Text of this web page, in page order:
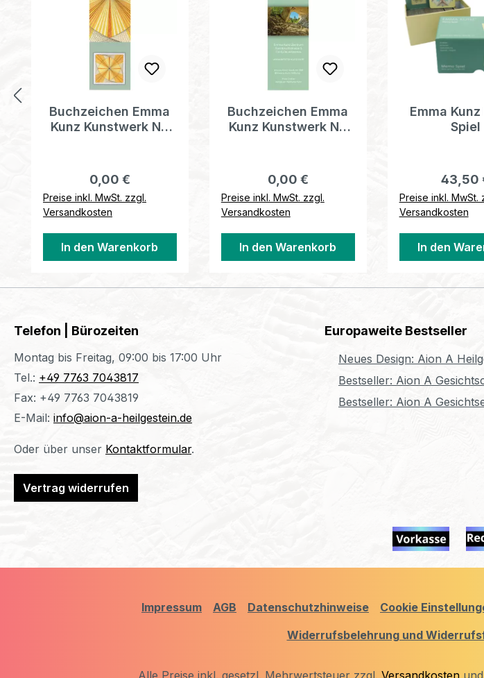
Buchzeichen Emma
Kunz Kunstwerk Nr.
Regulärer Preis:
0,00 €
Preise inkl. MwSt. zzgl.
Versandkosten
In den Warenkorb
Buchzeichen Emma
Kunz Kunstwerk Nr.
Regulärer Preis:
0,00 €
Preise inkl. MwSt. zzgl.
Versandkosten
In den Warenkorb
Emma
Spiel
43,50
Preise inkl. MwSt.
Versandkosten
In den
Telefon | Bürozeiten
Montag bis Freitag, 09:00 bis 17:00 Uhr
Tel.: +49 7763 7043817
Fax: +49 7763 7043819
E-Mail: info@aion-a-heilgestein.de
Oder über unser Kontaktformular.
Vertrag widerrufen
Europaweite Bestseller
Neues Design: Aion A
Bestseller: Aion A
Bestseller: Aion A
Impressum AGB Datenschutzhinweise Cookie
Widerrufsbelehrung und
Alle Preise inkl. gesetzl. Mehrwertsteuer zzgl. Versandkosten